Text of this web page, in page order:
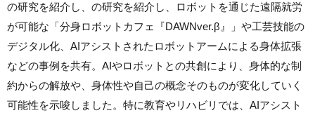
の研究を紹介し、の研究を紹介し、ロボットを通じた遠隔就労
が可能な 「分身ロボットカフェ『DAWNver.β』」や工芸技能の
デジタル化、AIアシストされたロボットアームによる身体拡張
などの事例を共有。AIやロボットとの共創により、身体的な制
約からの解放や、身体性や自己の概念そのものが変化していく
可能性を示唆しました。特に教育やリハビリでは、AIアシスト